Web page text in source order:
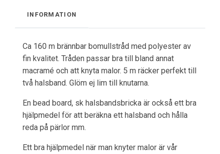
INFORMATION
Ca 160 m brännbar bomullstråd med polyester av
fin kvalitet. Tråden passar bra till bland annat
macramé och att knyta malor. 5 m räcker perfekt till
två halsband. Glöm ej lim till knutarna.
En bead board, sk halsbandsbricka är också ett bra
hjälpmedel för att beräkna ett halsband och hålla
reda på pärlor mm.
Ett bra hjälpmedel när man knyter malor är vår